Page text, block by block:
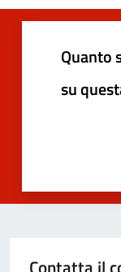
Quanto
su